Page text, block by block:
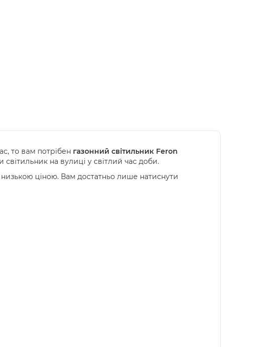
то вам потрібен газонний світильник Feron
на вулиці у світлий час доби.
ціною. Вам достатньо лише натиснути